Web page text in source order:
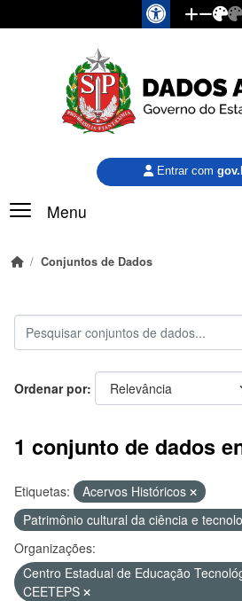
Pular para o conteúdo principal
Menu
Entrar com
Conjuntos de Dados
Ordenar por
1 conjunto de dados
Etiquetas:
Acervos Históricos
Patrimônio cultural da ciência e
Organizações:
Centro Estadual de Educação
CEETEPS